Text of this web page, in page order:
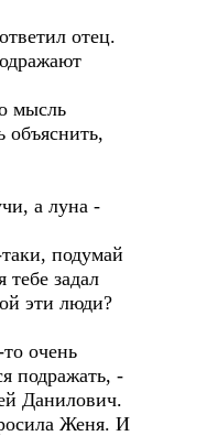
отец.
мысль
объяснить,
а луна -
подумай
задал
эти люди?
очень
подражать, -
Данилович.
Женя. И